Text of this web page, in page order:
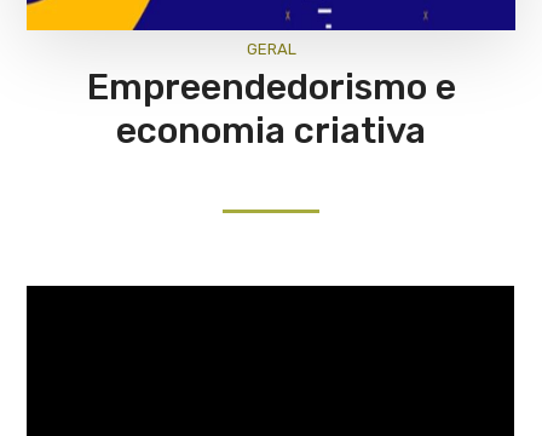
GERAL
Empreendedorismo e
economia criativa